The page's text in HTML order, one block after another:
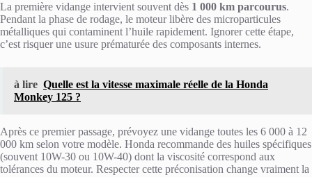
La première vidange intervient souvent dès 1 000 km parcourus.
Pendant la phase de rodage, le moteur libère des microparticules
métalliques qui contaminent l’huile rapidement. Ignorer cette étape,
c’est risquer une usure prématurée des composants internes.
à lire Quelle est la vitesse maximale réelle de la Honda
Monkey 125 ?
Après ce premier passage, prévoyez une vidange toutes les 6 000 à 12
000 km selon votre modèle. Honda recommande des huiles spécifiques
(souvent 10W-30 ou 10W-40) dont la viscosité correspond aux
tolérances du moteur. Respecter cette préconisation change vraiment la